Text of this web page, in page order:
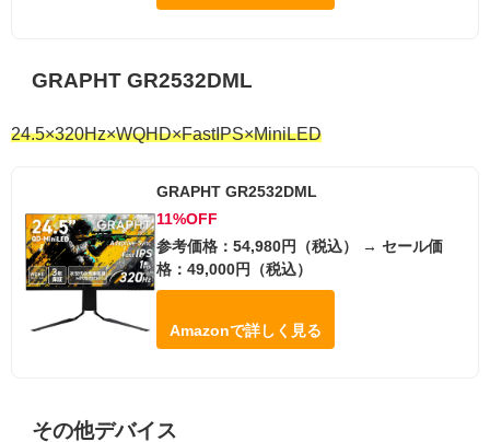
GRAPHT GR2532DML
24.5×320Hz×WQHD×FastIPS×MiniLED
GRAPHT GR2532DML
11%OFF
参考価格：54,980円（税込） → セール価
格：49,000円（税込）
Amazonで詳しく見る
その他デバイス